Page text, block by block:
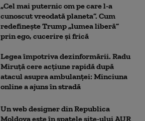
„Cel mai puternic om pe care l-a
cunoscut vreodată planeta”. Cum
redefinește Trump „lumea liberă”
prin ego, cucerire și frică
Legea împotriva dezinformării. Radu
Miruță cere acțiune rapidă după
atacul asupra ambulanței: Minciuna
online a ajuns în stradă
Un web designer din Republica
Moldova este în spatele site-ului AUR